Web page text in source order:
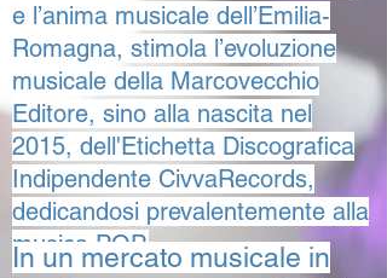
e l’anima musicale dell’Emilia-
Romagna, stimola l’evoluzione
musicale della Marcovecchio
Editore, sino alla nascita nel
2015, dell'Etichetta Discografica
Indipendente CivvaRecords,
dedicandosi prevalentemente alla
musica POP.
In un mercato musicale in